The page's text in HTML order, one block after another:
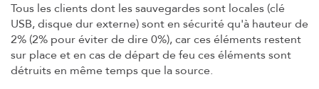
Tous les clients dont les sauvegardes sont locales (clé
USB, disque dur externe) sont en sécurité qu'à hauteur de
2% (2% pour éviter de dire 0%), car ces éléments restent
sur place et en cas de départ de feu ces éléments sont
détruits en même temps que la source.